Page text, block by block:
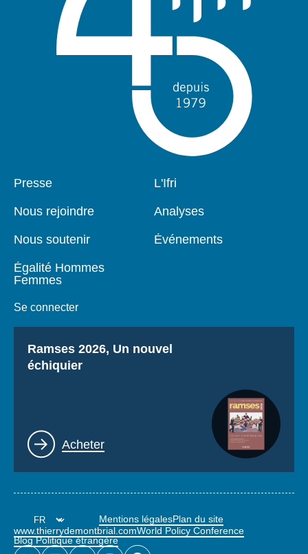
Pied
Presse
Nous rejoindre
Nous soutenir
Égalité Hommes
Femmes
Se connecter
Navigation
L'Ifri
Analyses
Événements
Titre
Ramses 2026, Un nouvel
échiquier
Lien
Acheter
Mentions légalesPlan du site
www.thierrydemontbrial.comWorld Policy Conference
Blog Politique étrangère